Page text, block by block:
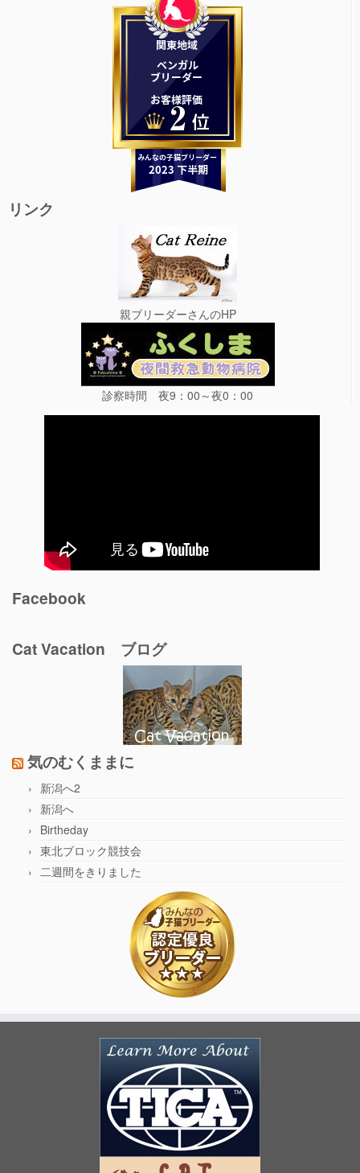
リンク
親ブリーダーさんのHP
診察時間 夜9：00～夜0：00
Facebook
Cat Vacation ブログ
気のむくままに
新潟へ2
新潟へ
Birtheday
東北ブロック競技会
二週間をきりました